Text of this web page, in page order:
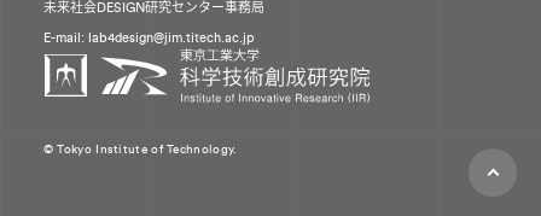
未来社会DESIGN研究センター事務局
E-mail: lab4design jim.titech.ac.jp
© Tokyo Institute of Technology.